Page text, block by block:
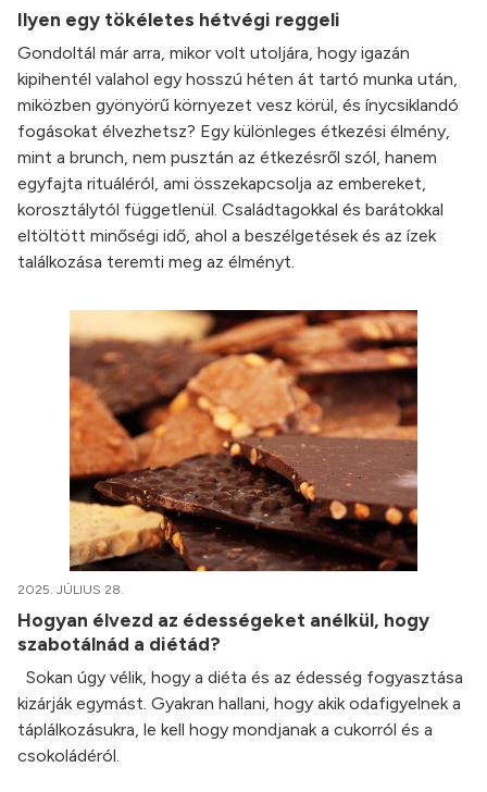
Ilyen egy tökéletes hétvégi reggeli
Gondoltál már arra, mikor volt utoljára, hogy igazán
kipihentél valahol egy hosszú héten át tartó munka után,
miközben gyönyörű környezet vesz körül, és ínycsiklandó
fogásokat élvezhetsz? Egy különleges étkezési élmény,
mint a brunch, nem pusztán az étkezésről szól, hanem
egyfajta rituáléról, ami összekapcsolja az embereket,
korosztálytól függetlenül. Családtagokkal és barátokkal
eltöltött minőségi idő, ahol a beszélgetések és az ízek
találkozása teremti meg az élményt.
2025. JÚLIUS 28.
Hogyan élvezd az édességeket anélkül, hogy
szabotálnád a diétád?
Sokan úgy vélik, hogy a diéta és az édesség fogyasztása
kizárják egymást. Gyakran hallani, hogy akik odafigyelnek a
táplálkozásukra, le kell hogy mondjanak a cukorról és a
csokoládéról.